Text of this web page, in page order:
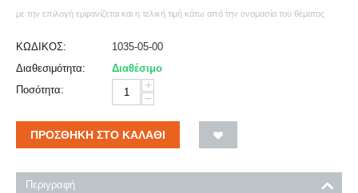
με την επιλογή εμφανίζεται και η τελική τιμή κάτω από την ονομασία του θέματος
ΚΩΔΙΚΟΣ:
1035-05-00
Διαθεσιμότητα:
Διαθέσιμο
Ποσότητα:
+
−
ΠΡΟΣΘΉΚΗ ΣΤΟ ΚΑΛΆΘΙ
Περιγραφή